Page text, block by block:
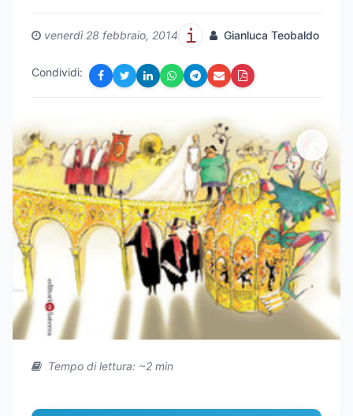
venerdì 28 febbraio, 2014 Gianluca Teobaldo
Condividi:
Tempo di lettura: ~2 min